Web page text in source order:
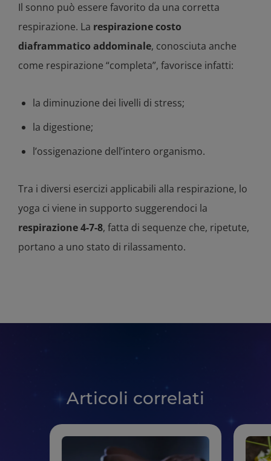
Il sonno può essere favorito da una corretta
respirazione. La respirazione costo
diaframmatico addominale, conosciuta anche
come respirazione “completa”, favorisce infatti:
la diminuzione dei livelli di stress;
la digestione;
l’ossigenazione dell’intero organismo.
Tra i diversi esercizi applicabili alla respirazione, lo
yoga ci viene in supporto suggerendoci la
respirazione 4-7-8, fatta di sequenze che, ripetute,
portano a uno stato di rilassamento.
Articoli correlati